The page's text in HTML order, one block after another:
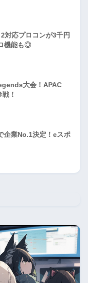
対応プロコンが3千円
機能も◎
大会！APAC
！
企業No.1決定！eスポ